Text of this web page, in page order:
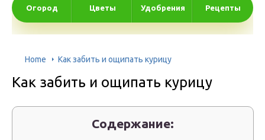
Огород Цветы Удобрения Рецепты
Home Как забить и ощипать курицу
Как забить и ощипать курицу
Содержание: